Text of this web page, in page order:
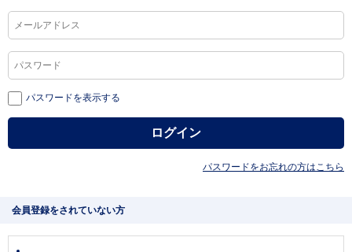
パスワードを表示する
パスワードをお忘れの方はこちら
会員登録をされていない方